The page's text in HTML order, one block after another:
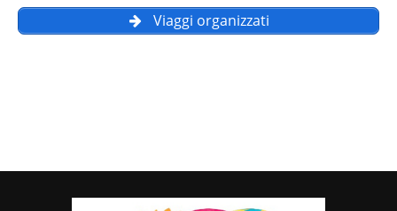
Viaggi organizzati